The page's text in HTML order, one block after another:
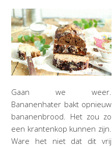
Gaan we weer.
Bananenhater bakt opnieuw
bananenbrood. Het zou zo
een krantenkop kunnen zijn.
Ware het niet dat dit vrij